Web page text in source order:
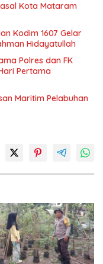
Kota Mataram
Kodim 1607 Gelar
Hidayatullah
Polres dan FK
Pertama
Maritim Pelabuhan